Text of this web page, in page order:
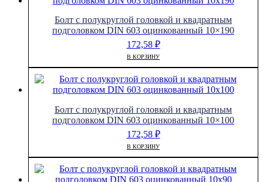
Болт с полукруглой головкой и квадратным
подголовком DIN 603 оцинкованный 10×190
172,58 ₽
В КОРЗИНУ
Болт с полукруглой головкой и квадратным
подголовком DIN 603 оцинкованный 10×100
172,58 ₽
В КОРЗИНУ